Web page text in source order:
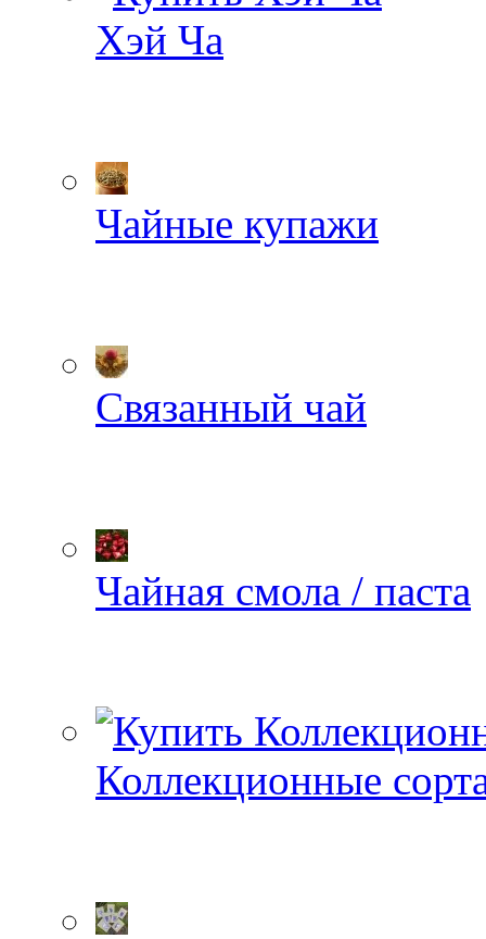
Хэй Ча
Чайные купажи
Связанный чай
Чайная смола / паста
Коллекционные